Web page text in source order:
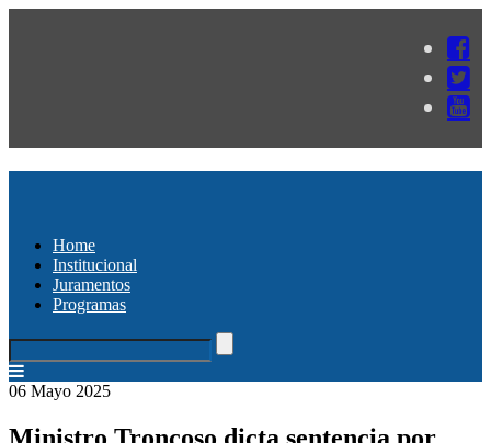
Home
Institucional
Juramentos
Programas
06 Mayo 2025
Ministro Troncoso dicta sentencia por